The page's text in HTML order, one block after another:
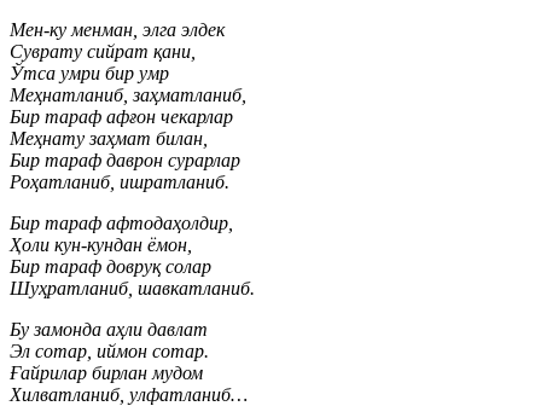
Мен-ку менман, элга элдек
Суврату сийрат қани,
Ўтса умри бир умр
Меҳнатланиб, заҳматланиб,
Бир тараф афғон чекарлар
Меҳнату заҳмат билан,
Бир тараф даврон сурарлар
Роҳатланиб, ишратланиб.
Бир тараф афтодаҳолдир,
Ҳоли кун-кундан ёмон,
Бир тараф довруқ солар
Шуҳратланиб, шавкатланиб.
Бу замонда аҳли давлат
Эл сотар, иймон сотар.
Ғайрилар бирлан мудом
Хилватланиб, улфатланиб…